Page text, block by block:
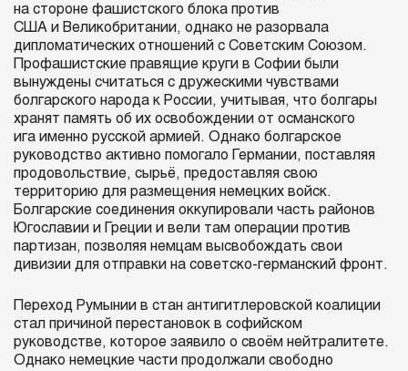
на стороне фашистского блока против
США и Великобритании, однако не разорвала
дипломатических отношений с Советским Союзом.
Профашистские правящие круги в Софии были
вынуждены считаться с дружескими чувствами
болгарского народа к России, учитывая, что болгары
хранят память об их освобождении от османского
ига именно русской армией. Однако болгарское
руководство активно помогало Германии, поставляя
продовольствие, сырьё, предоставляя свою
территорию для размещения немецких войск.
Болгарские соединения оккупировали часть районов
Югославии и Греции и вели там операции против
партизан, позволяя немцам высвобождать свои
дивизии для отправки на советско-германский фронт.
Переход Румынии в стан антигитлеровской коалиции
стал причиной перестановок в софийском
руководстве, которое заявило о своём нейтралитете.
Однако немецкие части продолжали свободно